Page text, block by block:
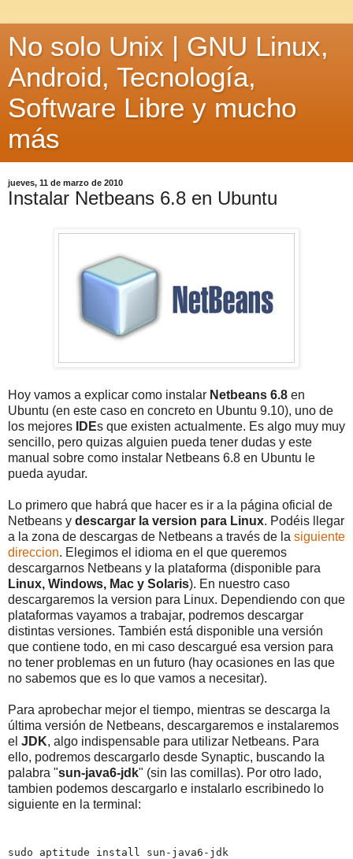
No solo Unix | GNU Linux,
Android, Tecnología,
Software Libre y mucho
más
jueves, 11 de marzo de 2010
Instalar Netbeans 6.8 en Ubuntu
Hoy vamos a explicar como instalar Netbeans 6.8 en
Ubuntu (en este caso en concreto en Ubuntu 9.10), uno de
los mejores
IDEs que existen actualmente. Es algo muy muy
sencillo, pero quizas alguien pueda tener dudas y este
manual sobre como instalar Netbeans 6.8 en Ubuntu le
pueda ayudar.
Lo primero que habrá que hacer es ir a la página oficial de
Netbeans y descargar la version para Linux. Podéis llegar
a la zona de descargas de Netbeans a través de la siguiente
direccion. Elegimos el idioma en el que queremos
descargarnos Netbeans y la plataforma (disponible para
Linux, Windows, Mac y Solaris). En nuestro caso
descargaremos la version para Linux. Dependiendo con que
plataformas vayamos a trabajar, podremos descargar
distintas versiones. También está disponible una versión
que contiene todo, en mi caso descargué esa version para
no tener problemas en un futuro (hay ocasiones en las que
no sabemos que es lo que vamos a necesitar).
Para aprobechar mejor el tiempo, mientras se descarga la
última versión de Netbeans, descargaremos e instalaremos
el JDK, algo indispensable para utilizar Netbeans. Para
ello, podremos descargarlo desde Synaptic, buscando la
palabra "sun-java6-jdk" (sin las comillas). Por otro lado,
tambien podemos descargarlo e instalarlo escribinedo lo
siguiente en la terminal:
sudo aptitude install sun-java6-jdk